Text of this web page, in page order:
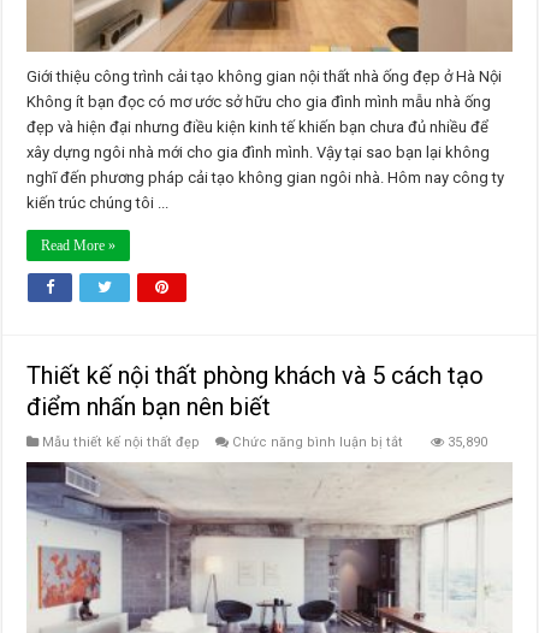
Giới thiệu công trình cải tạo không gian nội thất nhà ống đẹp ở Hà Nội
Không ít bạn đọc có mơ ước sở hữu cho gia đình mình mẫu nhà ống
đẹp và hiện đại nhưng điều kiện kinh tế khiến bạn chưa đủ nhiều để
xây dựng ngôi nhà mới cho gia đình mình. Vậy tại sao bạn lại không
nghĩ đến phương pháp cải tạo không gian ngôi nhà. Hôm nay công ty
kiến trúc chúng tôi ...
Read More »
Thiết kế nội thất phòng khách và 5 cách tạo
điểm nhấn bạn nên biết
Mẫu thiết kế nội thất đẹp Chức năng bình luận bị tắt
phòng
khách
cách
điểm
nhấn
35,890